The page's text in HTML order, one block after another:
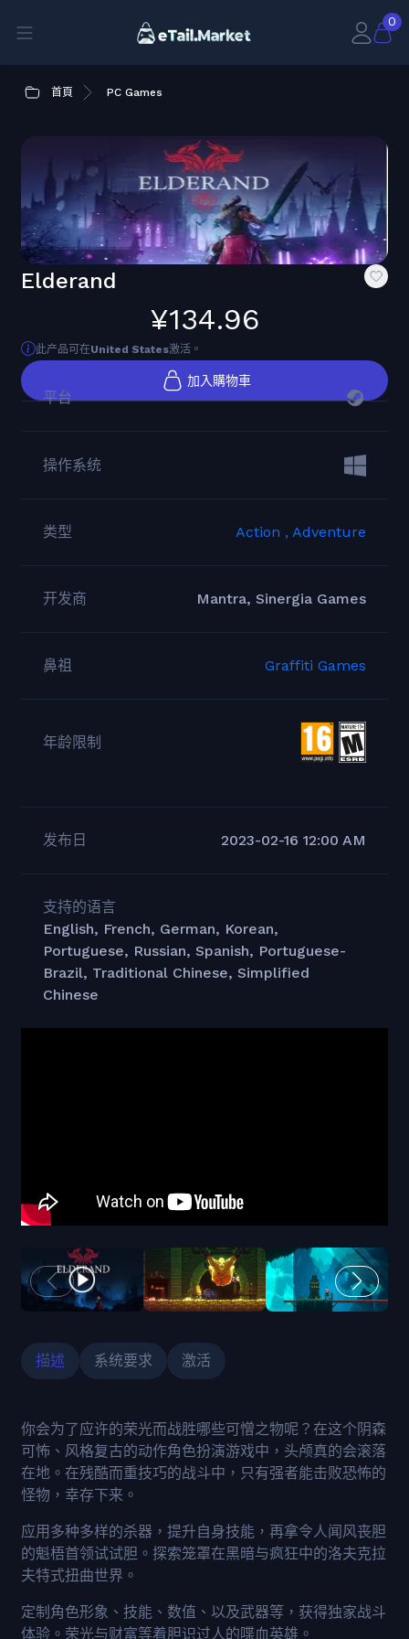
0
首頁 PC Games
Elderand
¥134.96
此产品可在United States激活。
加入購物車
平台
操作系统
类型 Action , Adventure
开发商 Mantra, Sinergia Games
鼻祖 Graffiti Games
年龄限制
发布日 2023-02-16 12:00 AM
支持的语言
English, French, German, Korean,
Portuguese, Russian, Spanish, Portuguese-
Brazil, Traditional Chinese, Simplified
Chinese
描述 系统要求 激活
你会为了应许的荣光而战胜哪些可憎之物呢？在这个阴森
可怖、风格复古的动作角色扮演游戏中，头颅真的会滚落
在地。在残酷而重技巧的战斗中，只有强者能击败恐怖的
怪物，幸存下来。
应用多种多样的杀器，提升自身技能，再拿令人闻风丧胆
的魁梧首领试试胆。探索笼罩在黑暗与疯狂中的洛夫克拉
夫特式扭曲世界。
定制角色形象、技能、数值、以及武器等，获得独家战斗
体验。荣光与财富等着胆识过人的喋血英雄。